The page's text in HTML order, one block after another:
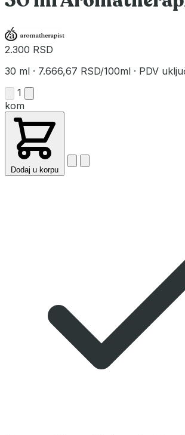
2.300 RSD
30 ml · 7.666,67 RSD/100ml · PDV
1
kom
Dodaj u korpu